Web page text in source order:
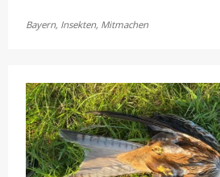
Bayerns
Schmetterlingen?
Bayern, Insekten, Mitmachen